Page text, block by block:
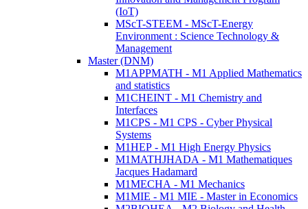
(IoT)
MScT-STEEM - MScT-Energy
Environment : Science Technology &
Management
Master (DNM)
M1APPMATH - M1 Applied Mathematics
and statistics
M1CHEINT - M1 Chemistry and
Interfaces
M1CPS - M1 CPS - Cyber Physical
Systems
M1HEP - M1 High Energy Physics
M1MATHJHADA - M1 Mathematiques
Jacques Hadamard
M1MECHA - M1 Mechanics
M1MIE - M1 MIE - Master in Economics